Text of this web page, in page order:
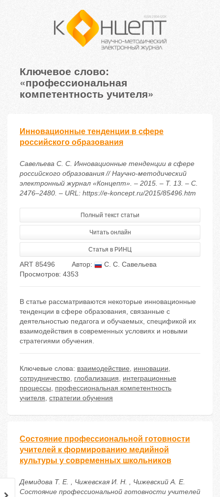
Ключевое слово:
«профессиональная
компетентность учителя»
Инновационные тенденции в сфере
российского образования
Савельева С. С. Инновационные тенденции в сфере
российского образования // Научно-методический
электронный журнал «Концепт». – 2015. – Т. 13. – С.
2476–2480. – URL: https://e-koncept.ru/2015/85496.htm
Полный текст статьи
Читать онлайн
Статья в РИНЦ
ART 85496 Автор:
С. С. Савельева
Просмотров: 4353
В статье рассматриваются некоторые инновационные
тенденции в сфере образования, связанные с
деятельностью педагога и обучаемых, спецификой их
взаимодействия в современных условиях и новыми
стратегиями обучения.
Ключевые слова: взаимодействие, инновации,
сотрудничество, глобализация, интеграционные
процессы, профессиональная компетентность
учителя, стратегии обучения
Состояние профессиональной готовности
учителей к формированию медийной
культуры у современных школьников
Демидова Т. Е. , Чижевская И. Н. , Чижевский А. Е.
Состояние профессиональной готовности учителей